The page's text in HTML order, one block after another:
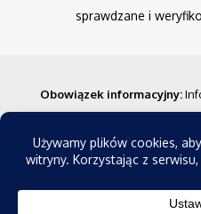
sprawdzane i
Obowiązek informacyjny:
prawa. Mają one charakter
traktowane jako wytyczne do
jakichkolwiek schorzeń.